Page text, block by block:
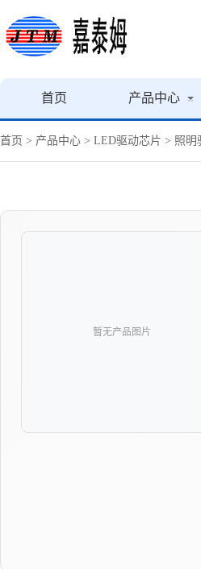
首页 产品中心
首页 > 产品中心 > LED驱动芯片 > 照明
暂无产品图片